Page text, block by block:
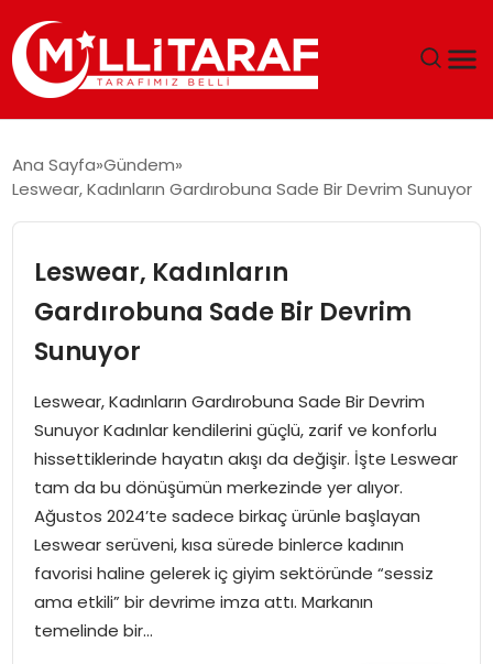
ÖZEL SAYFALAR
TEKNOLOJI
EKONOMI
SIYASET
MAGAZIN
Ana Sayfa Gündem
Leswear, Kadınların Gardırobuna Sade Bir Devrim Sunuyor
Leswear, Kadınların
Gardırobuna Sade Bir Devrim
Sunuyor
Leswear, Kadınların Gardırobuna Sade Bir Devrim
Sunuyor Kadınlar kendilerini güçlü, zarif ve konforlu
hissettiklerinde hayatın akışı da değişir. İşte Leswear
tam da bu dönüşümün merkezinde yer alıyor.
Ağustos 2024’te sadece birkaç ürünle başlayan
Leswear serüveni, kısa sürede binlerce kadının
favorisi haline gelerek iç giyim sektöründe “sessiz
ama etkili” bir devrime imza attı. Markanın
temelinde bir…